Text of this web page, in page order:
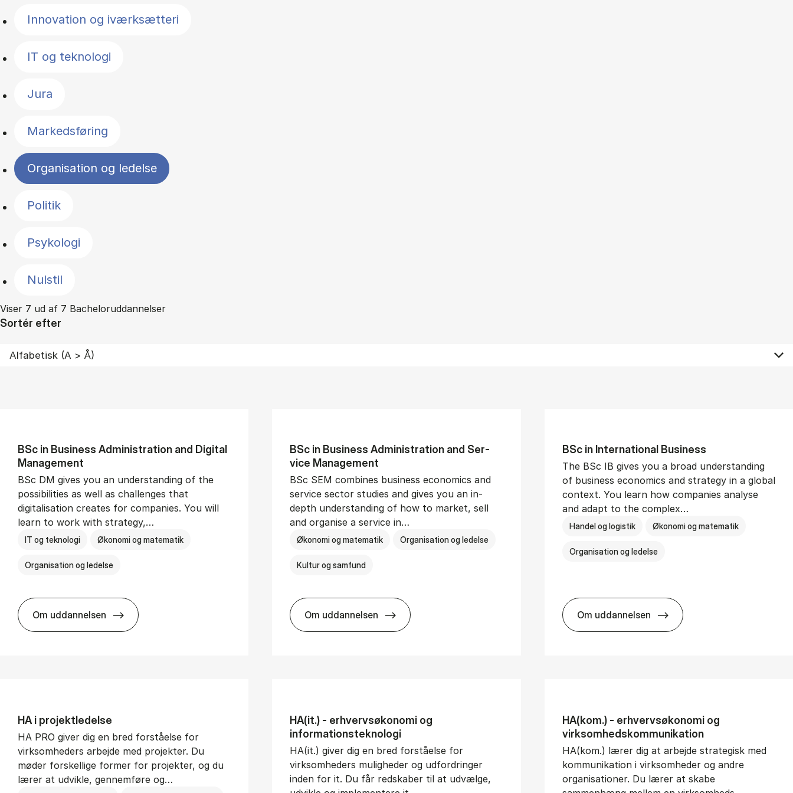
Innovation og iværksætteri
IT og teknologi
Jura
Markedsføring
Organisation og ledelse
Politik
Psykologi
Nulstil
Viser 7 ud af 7 Bacheloruddannelser
Sortér efter
BSc in Busi­ness Ad­min­is­tra­tion and Di­git­al
Man­age­ment
BSc DM gives you an understanding of the
possibilities as well as challenges that
digitalisation creates for companies. You will
learn to work with strategy,…
IT og teknologi Økonomi og matematik
Organisation og ledelse
Om uddannelsen
BSc in Busi­ness Ad­min­is­tra­tion and Di­git­al Man­age­ment
BSc in Busi­ness Ad­min­is­tra­tion and Ser­
vice Man­age­ment
BSc SEM combines business economics and
service sector studies and gives you an in-
depth understanding of how to market, sell
and organise a service in…
Økonomi og matematik Organisation og ledelse
Kultur og samfund
Om uddannelsen
BSc in Busi­ness Ad­min­is­tra­tion and Ser­vice Man­age­ment
BSc in In­ter­na­tion­al Busi­ness
The BSc IB gives you a broad understanding
of business economics and strategy in a global
context. You learn how companies analyse
and adapt to the complex…
Handel og logistik Økonomi og matematik
Organisation og ledelse
Om uddannelsen
BSc in In­ter­na­tion­al Busi­ness
HA i pro­jekt­le­del­se
HA PRO giver dig en bred forståelse for
virksomheders arbejde med projekter. Du
møder forskellige former for projekter, og du
lærer at udvikle, gennemføre og…
HA(it.) - erhvervs­økonomi og
informations­teknologi
HA(it.) giver dig en bred forståelse for
virksomheders muligheder og udfordringer
inden for it. Du får redskaber til at udvælge,
HA(kom.) - erhvervs­økonomi og
virksomheds­kommunikation
HA(kom.) lærer dig at arbejde strategisk med
kommunikation i virksomheder og andre
organisationer. Du lærer at skabe